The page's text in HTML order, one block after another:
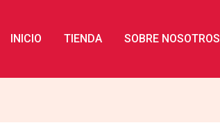
INICIO TIENDA SOBRE NOSOTROS